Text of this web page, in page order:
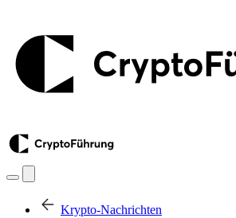
Krypto-Nachrichten